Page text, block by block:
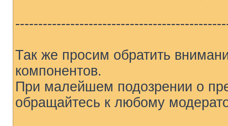
Так же просим обратить
компонентов.
При малейшем подозрении о
обращайтесь к любому